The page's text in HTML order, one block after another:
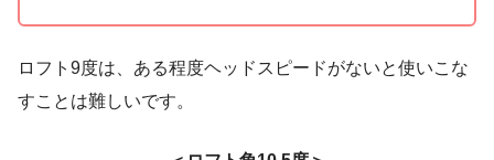
ロフト9度は、ある程度ヘッドスピードがないと使いこな
すことは難しいです。